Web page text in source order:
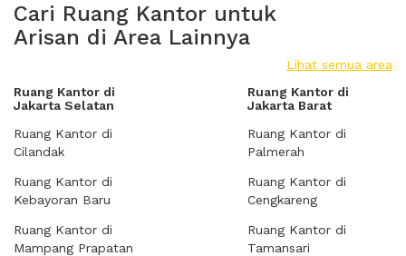
Cari Ruang Kantor untuk
Arisan di Area Lainnya
Lihat semua area
Ruang Kantor di
Jakarta Selatan
Ruang Kantor di
Cilandak
Ruang Kantor di
Kebayoran Baru
Ruang Kantor di
Mampang Prapatan
Ruang Kantor di
Jakarta Barat
Ruang Kantor di
Palmerah
Ruang Kantor di
Cengkareng
Ruang Kantor di
Tamansari